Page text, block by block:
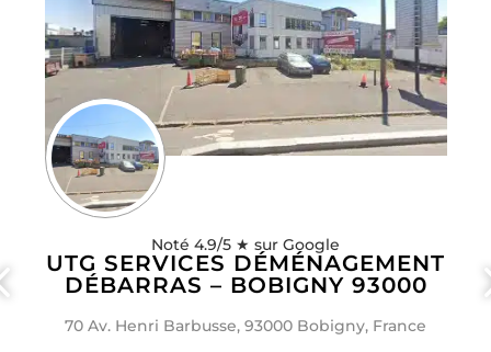
Noté 4.9/5 ★ sur Google
UTG SERVICES DÉMÉNAGEMENT
DÉBARRAS – BOBIGNY 93000
70 Av. Henri Barbusse, 93000 Bobigny, France